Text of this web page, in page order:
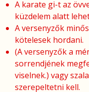
A karate gi-t az
küzdelem alatt
A versenyzők
kötelesek hordani.
(A versenyzők a
sorrendjének
viselnek.) vagy
szerepeltetni kell.